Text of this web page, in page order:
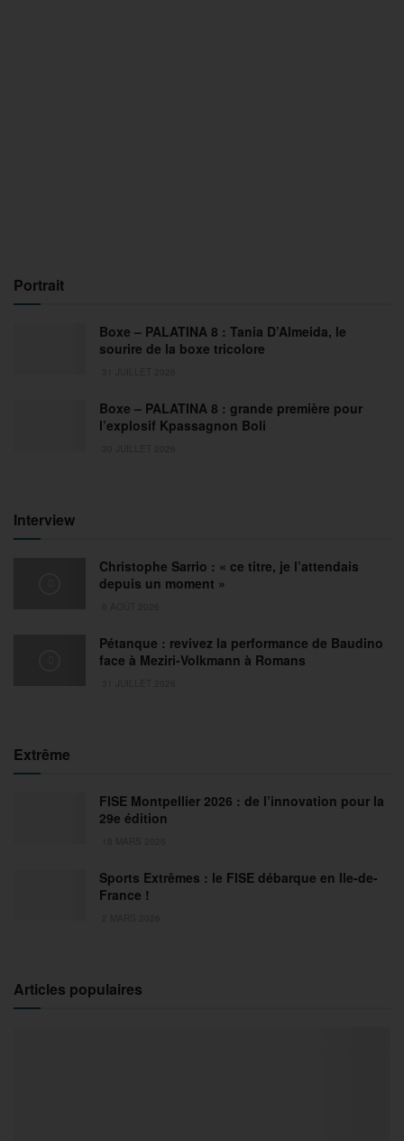
Portrait
Boxe – PALATINA 8 : Tania D’Almeida, le
sourire de la boxe tricolore
Boxe – PALATINA 8 : grande première pour
l’explosif Kpassagnon Boli
Interview
Christophe Sarrio : « ce titre, je l’attendais
depuis un moment »
Pétanque : revivez la performance de Baudino
face à Meziri-Volkmann à Romans
Extrême
FISE Montpellier 2026 : de l’innovation pour la
29e édition
Sports Extrêmes : le FISE débarque en Ile-de-
France !
Articles populaires